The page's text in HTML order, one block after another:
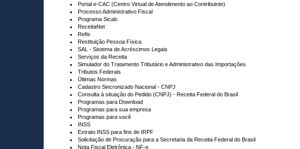
Portal e-CAC (Centro Virtual de Atendimento ao Contribuinte)
Processo Administrativo Fiscal
Programa Sicalc
ReceitaNet
Refis
Restituição Pessoa Física
SAL - Sistema de Acréscimos Legais
Serviços da Receita
Simulador do Tratamento Tributário e Administrativo das Importações
Tributos Federais
Últimas Normas
Cadastro Sincronizado Nacional - CNPJ
Consulta à situação do Pedido (CNPJ) - Receita Federal do Brasil
Programas para Download
Programas para sua empresa
Programas para você
INSS
Extrato INSS para fins de IRPF
Solicitação de Procuração para a Secretaria da Receita Federal do Brasil
Nota Fiscal Eletrônica - NF-e